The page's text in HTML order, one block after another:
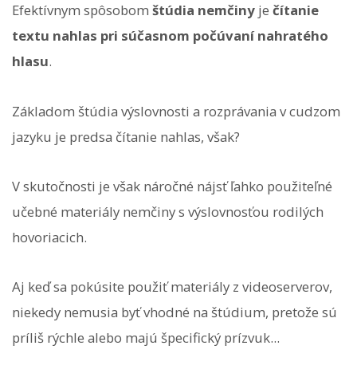
Efektívnym spôsobom štúdia nemčiny je čítanie
textu nahlas pri súčasnom počúvaní nahratého
hlasu.
Základom štúdia výslovnosti a rozprávania v cudzom
jazyku je predsa čítanie nahlas, však?
V skutočnosti je však náročné nájsť ľahko použiteľné
učebné materiály nemčiny s výslovnosťou rodilých
hovoriacich.
Aj keď sa pokúsite použiť materiály z videoserverov,
niekedy nemusia byť vhodné na štúdium, pretože sú
príliš rýchle alebo majú špecifický prízvuk...